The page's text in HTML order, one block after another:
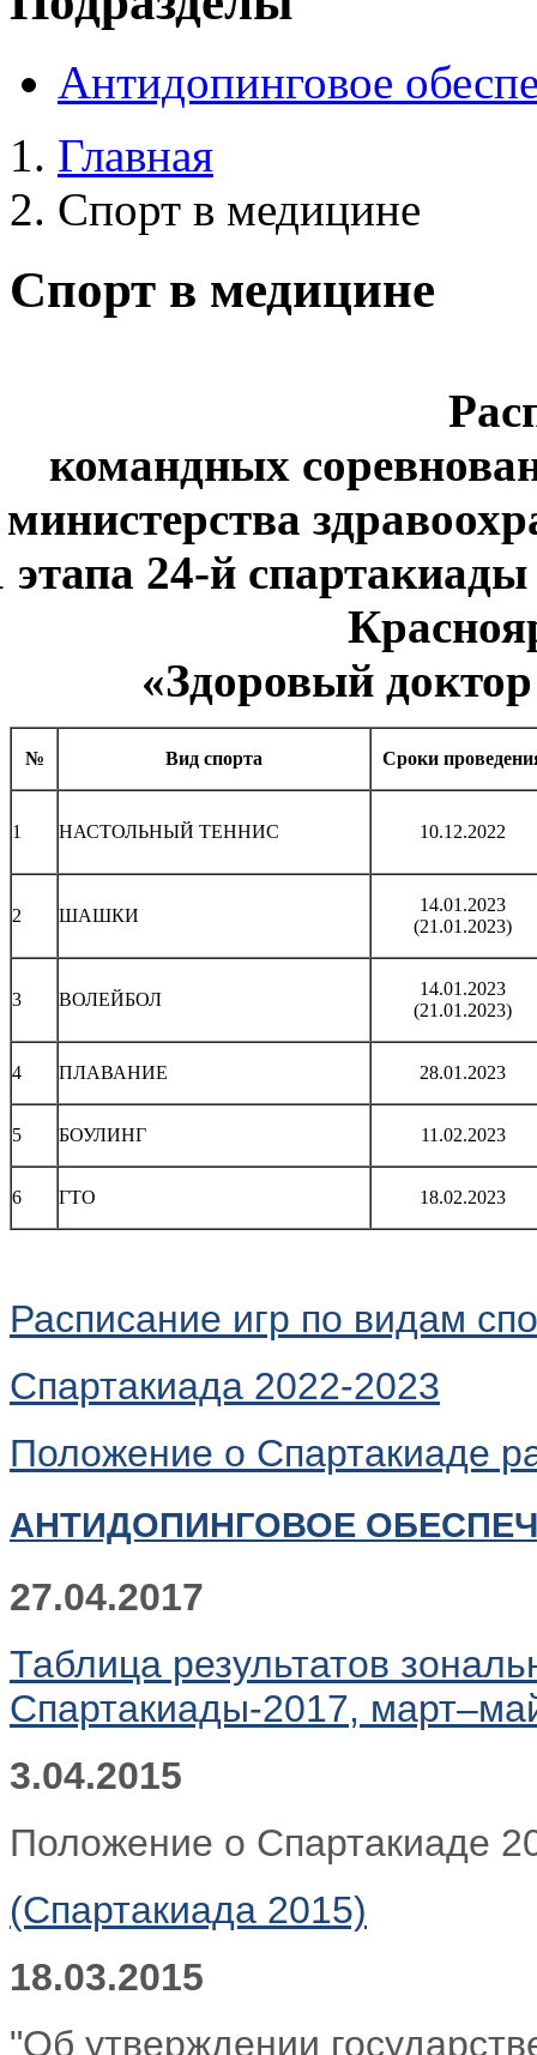
Антидопинговое
Главная
Спорт в медицине
Спорт в медицине
командных
министерства
этапа 24-й
«Здоровый
№ Вид спорта Сроки
1 НАСТОЛЬНЫЙ ТЕННИС 10.12.2022
2 ШАШКИ
14.01.2023
(21.01.2023)
3 ВОЛЕЙБОЛ
14.01.2023
(21.01.2023)
4 ПЛАВАНИЕ 28.01.2023
5 БОУЛИНГ 11.02.2023
6 ГТО 18.02.2023
Расписание игр по видам
Спартакиада 2022-2023
Положение о Спартакиаде
АНТИДОПИНГОВОЕ
27.04.2017
Таблица результатов
Спартакиады-2017,
3.04.2015
Положение о Спартакиаде
(Спартакиада 2015)
18.03.2015
"Об утверждении